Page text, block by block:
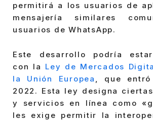
permitirá a los usuarios de
mensajería similares
usuarios de WhatsApp.
Este desarrollo podría
con la Ley de Mercados
la Unión Europea , que
2022. Esta ley designa
y servicios en línea como
les exige permitir la